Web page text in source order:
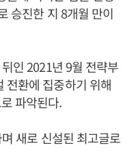
승진한 지 8개월 만이
인 2021년 9월 전략부
전환에 집중하기 위해
파악된다.
새로 신설된 최고글로